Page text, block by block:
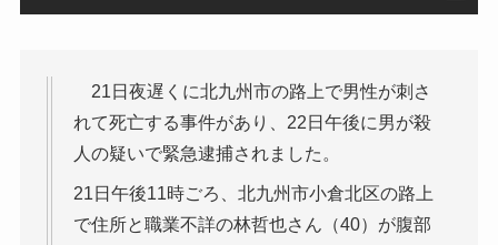
21日夜遅くに北九州市の路上で男性が刺さ
れて死亡する事件があり、22日午後に男が殺
人の疑いで緊急逮捕されました。
21日午後11時ごろ、北九州市小倉北区の路上
で住所と職業不詳の林哲也さん（40）が腹部